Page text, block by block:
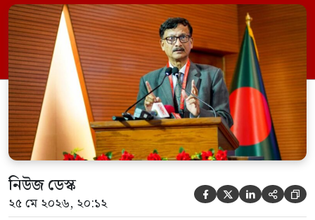
নির্বাচনে অংশ নেবে। সম্প্রতি দেশের একটি
বেসরকারি টেলিভিশনে দেয়া সাক্ষাৎকারে তিনি
এসব কথা বলেন। আওয়ামী লীগ সরকারের সময়
হওয়া অত্যাচার-নিপীড়ন মানুষ ভুলে যাবে এমন
[…]
নিউজ ডেস্ক
২৫ মে ২০২৬, ২০:১২     